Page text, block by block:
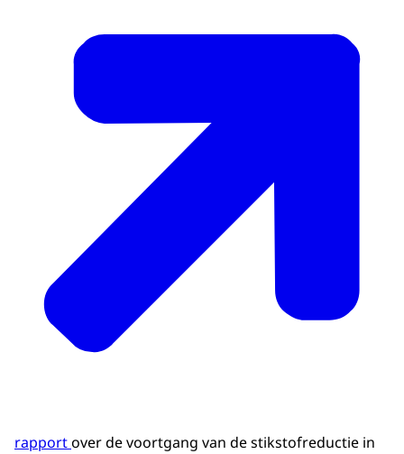
rapportover de voortgang van de stikstofreductie in